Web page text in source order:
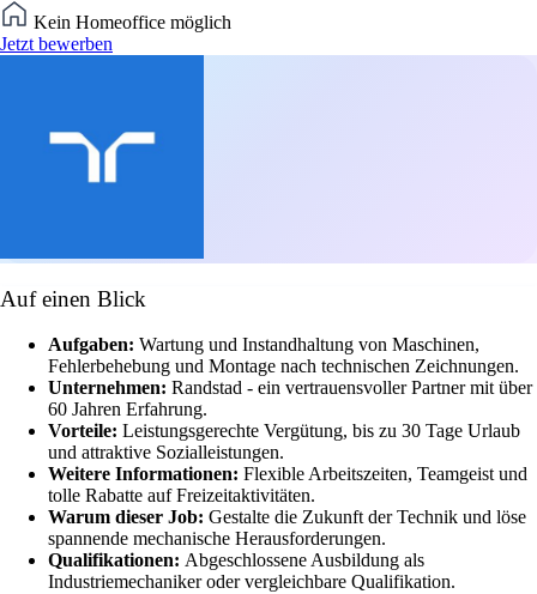
Kein Homeoffice möglich
Jetzt bewerben
Auf einen Blick
Aufgaben: Wartung und Instandhaltung von Maschinen,
Fehlerbehebung und Montage nach technischen Zeichnungen.
Unternehmen: Randstad - ein vertrauensvoller Partner mit über
60 Jahren Erfahrung.
Vorteile: Leistungsgerechte Vergütung, bis zu 30 Tage Urlaub
und attraktive Sozialleistungen.
Weitere Informationen: Flexible Arbeitszeiten, Teamgeist und
tolle Rabatte auf Freizeitaktivitäten.
Warum dieser Job: Gestalte die Zukunft der Technik und löse
spannende mechanische Herausforderungen.
Qualifikationen: Abgeschlossene Ausbildung als
Industriemechaniker oder vergleichbare Qualifikation.